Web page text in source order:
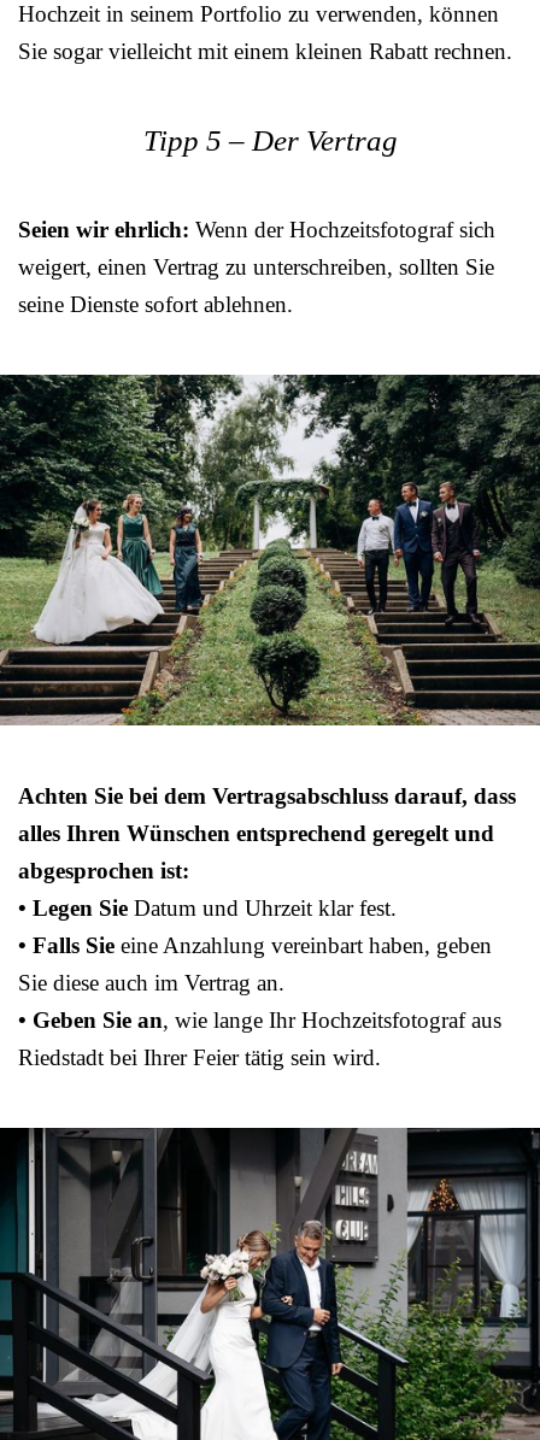
Hochzeit in seinem Portfolio zu verwenden, können
Sie sogar vielleicht mit einem kleinen Rabatt rechnen.
Tipp 5 – Der Vertrag
Seien wir ehrlich: Wenn der Hochzeitsfotograf sich
weigert, einen Vertrag zu unterschreiben, sollten Sie
seine Dienste sofort ablehnen.
Achten Sie bei dem Vertragsabschluss darauf, dass
alles Ihren Wünschen entsprechend geregelt und
abgesprochen ist:
• Legen Sie Datum und Uhrzeit klar fest.
• Falls Sie eine Anzahlung vereinbart haben, geben
Sie diese auch im Vertrag an.
• Geben Sie an, wie lange Ihr Hochzeitsfotograf aus
Riedstadt bei Ihrer Feier tätig sein wird.